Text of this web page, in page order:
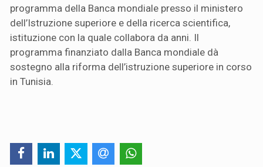
programma della Banca mondiale presso il ministero
dell’Istruzione superiore e della ricerca scientifica,
istituzione con la quale collabora da anni. Il
programma finanziato dalla Banca mondiale dà
sostegno alla riforma dell’istruzione superiore in corso
in Tunisia.